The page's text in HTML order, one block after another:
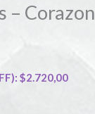
– Corazon
$2.720,00